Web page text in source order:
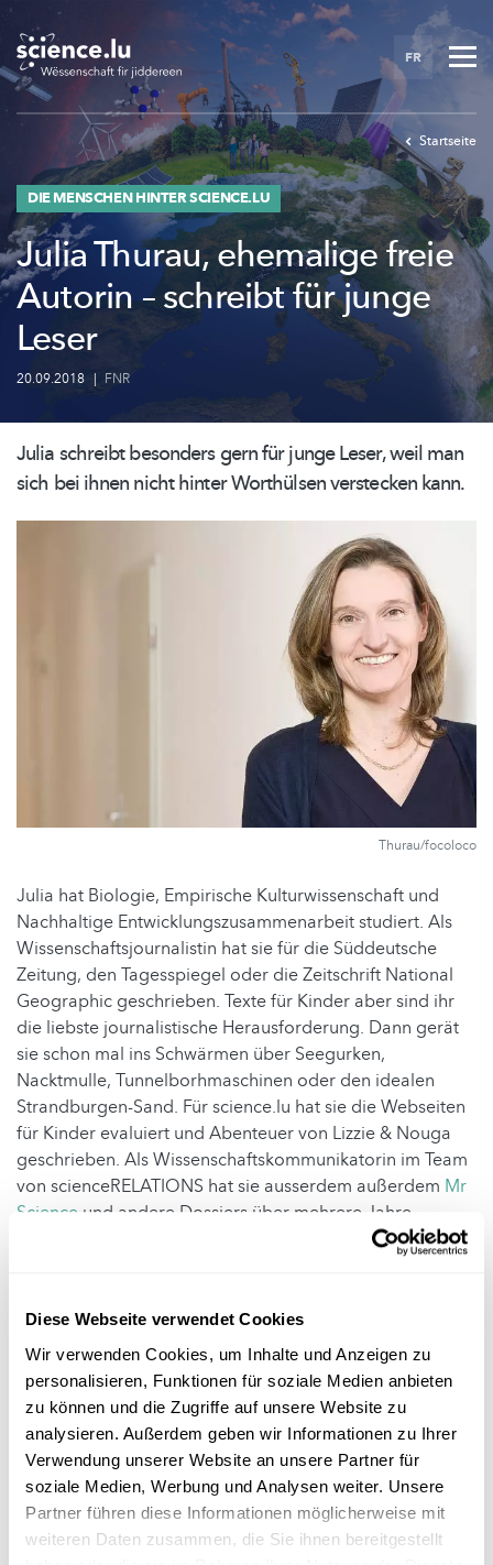
Diese Webseite verwendet Cookies
Wir verwenden Cookies, um Inhalte und Anzeigen zu
personalisieren, Funktionen für soziale Medien anbieten
zu können und die Zugriffe auf unsere Website zu
analysieren. Außerdem geben wir Informationen zu Ihrer
Verwendung unserer Website an unsere Partner für
soziale Medien, Werbung und Analysen weiter. Unsere
Partner führen diese Informationen möglicherweise mit
weiteren Daten zusammen, die Sie ihnen bereitgestellt
Skip
main
content
FR
Startseite
DIE MENSCHEN HINTER SCIENCE.LU
Julia Thurau, ehemalige freie
Autorin – schreibt für junge
Leser
20.09.2018 | FNR
Julia schreibt besonders gern für junge Leser, weil man
sich bei ihnen nicht hinter Worthülsen verstecken kann.
Thurau/focoloco
Julia hat Biologie, Empirische Kulturwissenschaft und
Nachhaltige Entwicklungszusammenarbeit studiert. Als
Wissenschaftsjournalistin hat sie für die Süddeutsche
Zeitung, den Tagesspiegel oder die Zeitschrift National
Geographic geschrieben. Texte für Kinder aber sind ihr
die liebste journalistische Herausforderung. Dann gerät
sie schon mal ins Schwärmen über Seegurken,
Nacktmulle, Tunnelborhmaschinen oder den idealen
Strandburgen-Sand. Für science.lu hat sie die Webseiten
für Kinder evaluiert und Abenteuer von Lizzie & Nouga
geschrieben. Als Wissenschaftskommunikatorin im Team
von scienceRELATIONS hat sie ausserdem außerdem Mr
Science und andere Dossiers über mehrere Jahre
begleitet, bevor sie sich anderen Interessen gewidmet
Folgescience.lu
Diese Plugins sind ausgeblendet, weil Sie